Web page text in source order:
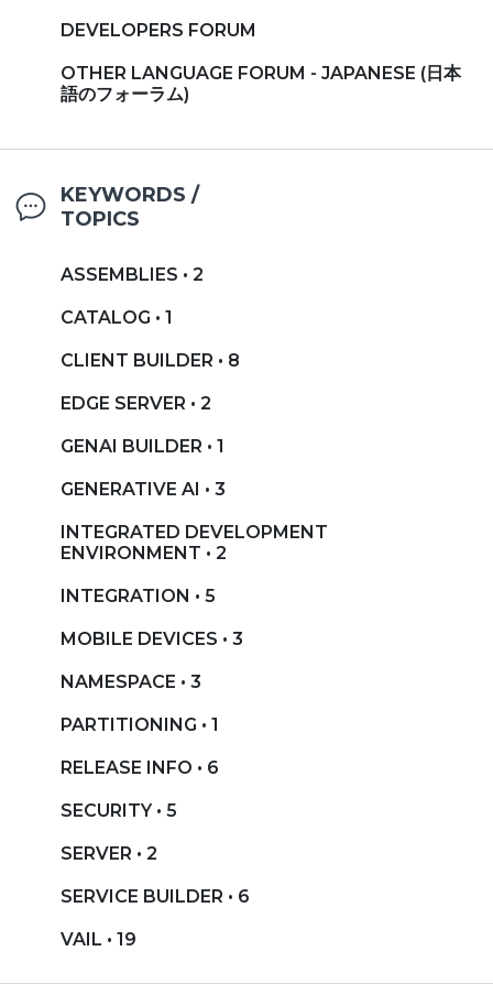
DEVELOPERS FORUM
OTHER LANGUAGE FORUM - JAPANESE (日本
語のフォーラム)
KEYWORDS /
TOPICS
ASSEMBLIES • 2
CATALOG • 1
CLIENT BUILDER • 8
EDGE SERVER • 2
GENAI BUILDER • 1
GENERATIVE AI • 3
INTEGRATED DEVELOPMENT
ENVIRONMENT • 2
INTEGRATION • 5
MOBILE DEVICES • 3
NAMESPACE • 3
PARTITIONING • 1
RELEASE INFO • 6
SECURITY • 5
SERVER • 2
SERVICE BUILDER • 6
VAIL • 19